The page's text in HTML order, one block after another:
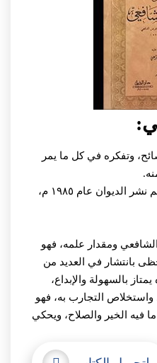
وتفكره في كل ما يمر
تحقيق د. عبد المنعم خفاجي تم نشر الديوان عام ١٩٨٥ م،
ومقدار علمه، فهو
بانتشار في العديد من
بالسهولة والإبداع،
التجارب به، فهو
فيه الخير والصلاح، ويحكي